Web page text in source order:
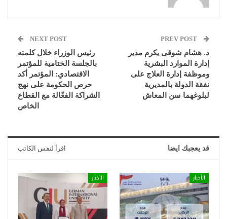
د. هشام شوقى يكرم مدير
إدارة الموارد البشرية
وموظفة إدارة العلاج على
نفقة الدولة بالمديرية
لبلوغهما سن المعاش
NEXT POST
رئيس الوزراء خلال كلمته
بالجلسة الختامية للمؤتمر
الاقتصادي: المؤتمر أكد
حرص الحكومة على نهج
الشراكة الفعّالة مع القطاع
الخاص
قد يعجبك ايضا اقرأ لنفس الكاتب
الأخبار الأخبار